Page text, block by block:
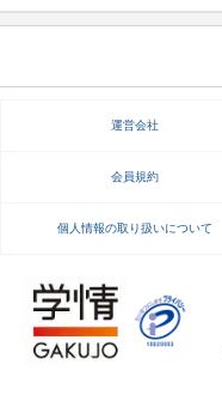
適職診断
運営会社
会員規約
個人情報の取り扱いについて